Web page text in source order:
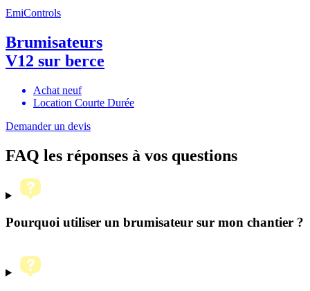
EmiControls
Brumisateurs
V12 sur berce
Achat neuf
Location Courte Durée
Demander un devis
FAQ les réponses à vos questions
Pourquoi utiliser un brumisateur sur mon chantier ?